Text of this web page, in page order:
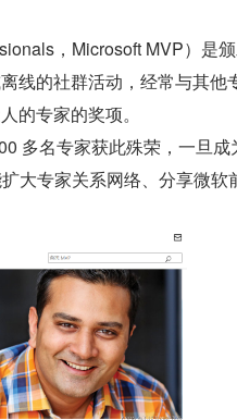
，Microsoft MVP）是
线的社群活动，经常与其他
的专家的奖项。
多名专家获此殊荣，一旦成
大专家关系网络、分享微软